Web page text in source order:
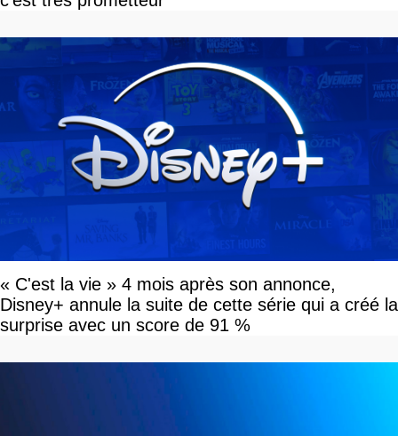
« C'est la vie » 4 mois après son annonce,
Disney+ annule la suite de cette série qui a créé la
surprise avec un score de 91 %